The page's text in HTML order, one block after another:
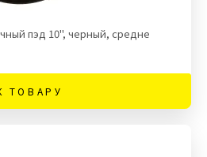
пэд 10", черный, средне
ТОВАРУ